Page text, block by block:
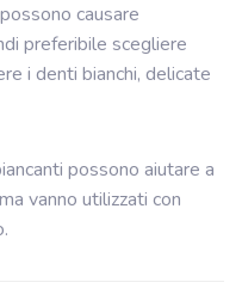
causare
preferibile scegliere
i denti bianchi, delicate
possono aiutare a
vanno utilizzati con